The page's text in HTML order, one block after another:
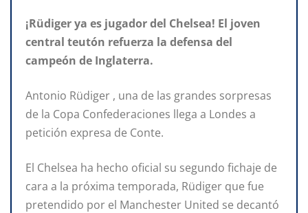
¡Rüdiger ya es jugador del Chelsea! El joven
central teutón refuerza la defensa del
campeón de Inglaterra.
Antonio Rüdiger , una de las grandes sorpresas
de la Copa Confederaciones llega a Londes a
petición expresa de Conte.
El Chelsea ha hecho oficial su segundo fichaje de
cara a la próxima temporada, Rüdiger que fue
pretendido por el Manchester United se decantó